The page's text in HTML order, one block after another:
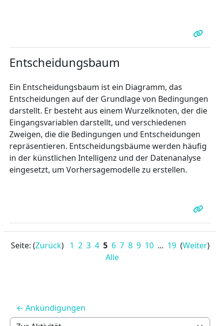
Entscheidungsbaum
Ein Entscheidungsbaum ist ein Diagramm, das
Entscheidungen auf der Grundlage von Bedingungen
darstellt. Er besteht aus einem Wurzelknoten, der die
Eingangsvariablen darstellt, und verschiedenen
Zweigen, die die Bedingungen und Entscheidungen
repräsentieren. Entscheidungsbäume werden häufig
in der künstlichen Intelligenz und der Datenanalyse
eingesetzt, um Vorhersagemodelle zu erstellen.
Seite: (Zurück) 1 2 3 4 5 6 7 8 9 10... 19(Weiter)
Alle
← Ankündigungen